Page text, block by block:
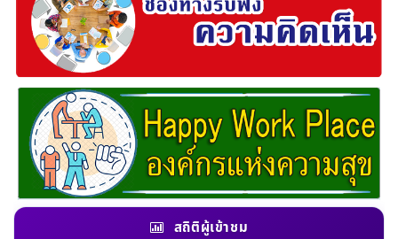
สถิติผู้เข้าชม